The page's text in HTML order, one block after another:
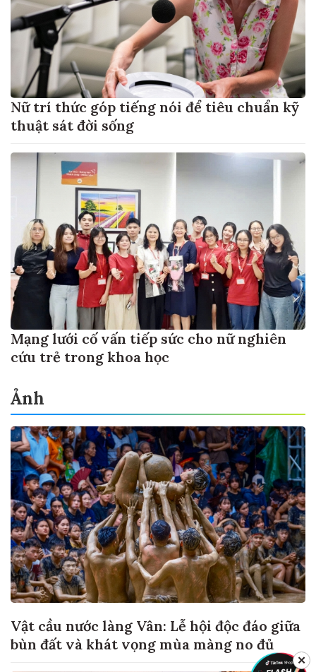
Nữ trí thức góp tiếng nói để tiêu chuẩn kỹ
thuật sát đời sống
Mạng lưới cố vấn tiếp sức cho nữ nghiên
cứu trẻ trong khoa học
Ảnh
Vật cầu nước làng Vân: Lễ hội độc đáo giữa
bùn đất và khát vọng mùa màng no đủ
✕